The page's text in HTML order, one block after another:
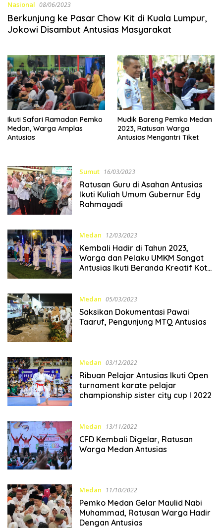
Nasional 08/06/2023
Berkunjung ke Pasar Chow Kit di Kuala Lumpur,
Jokowi Disambut Antusias Masyarakat
Ikuti Safari Ramadan Pemko
Medan, Warga Amplas
Antusias
Mudik Bareng Pemko Medan
2023, Ratusan Warga
Antusias Mengantri Tiket
Sumut 16/03/2023
Ratusan Guru di Asahan Antusias
Ikuti Kuliah Umum Gubernur Edy
Rahmayadi
Medan 12/03/2023
Kembali Hadir di Tahun 2023,
Warga dan Pelaku UMKM Sangat
Antusias Ikuti Beranda Kreatif Kota
Medan 05/03/2023
Saksikan Dokumentasi Pawai
Taaruf, Pengunjung MTQ Antusias
Medan 03/12/2022
Ribuan Pelajar Antusias Ikuti Open
turnament karate pelajar
championship sister city cup I 2022
Medan 13/11/2022
CFD Kembali Digelar, Ratusan
Warga Medan Antusias
Medan 11/10/2022
Pemko Medan Gelar Maulid Nabi
Muhammad, Ratusan Warga Hadir
Dengan Antusias